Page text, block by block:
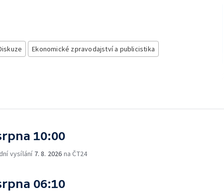
Ekonomické zpravodajství a publicistika
10:00
vysílání 7. 8. 2026 na ČT24
06:10